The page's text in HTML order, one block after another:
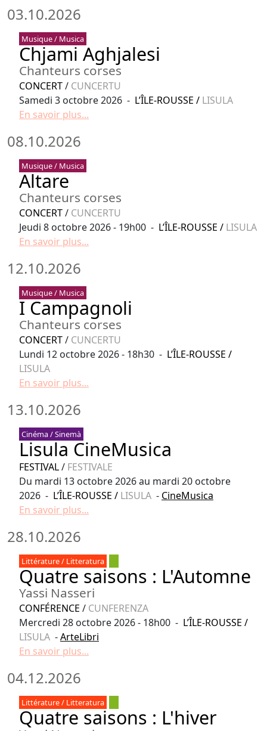
03.10.2026
Musique / Musica
Chjami Aghjalesi
Chanteurs corses
CONCERT/ CUNCERTU
Samedi 3 octobre 2026 - L’ÎLE-ROUSSE / LISULA
En savoir plus...
08.10.2026
Musique / Musica
Altare
Chanteurs corses
CONCERT/ CUNCERTU
Jeudi 8 octobre 2026 - 19h00 - L’ÎLE-ROUSSE / LISULA
En savoir plus...
12.10.2026
Musique / Musica
I Campagnoli
Chanteurs corses
CONCERT/ CUNCERTU
Lundi 12 octobre 2026 - 18h30 - L’ÎLE-ROUSSE /
LISULA
En savoir plus...
13.10.2026
Cinéma / Sinemà
Lisula CineMusica
FESTIVAL/ FESTIVALE
Du mardi 13 octobre 2026 au mardi 20 octobre
2026 - L’ÎLE-ROUSSE / LISULA - CineMusica
En savoir plus...
28.10.2026
Littérature / Litteratura
Quatre saisons : L'Automne
Yassi Nasseri
CONFÉRENCE / CUNFERENZA
Mercredi 28 octobre 2026 - 18h00 - L’ÎLE-ROUSSE /
LISULA -ArteLibri
En savoir plus...
04.12.2026
Littérature / Litteratura
Quatre saisons : L'hiver